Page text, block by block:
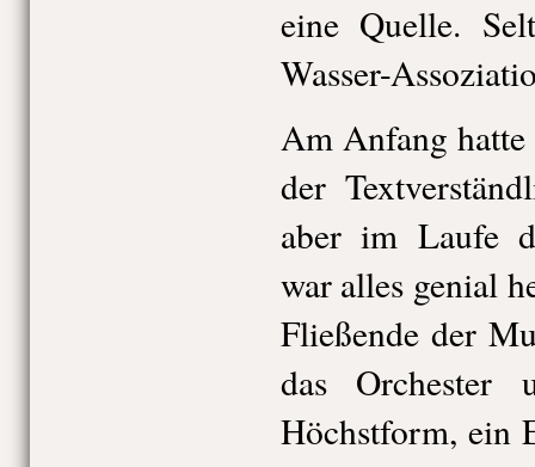
eine Quelle.
Wasser-
Am Anfang
der
aber im Laufe
war alles genial
Fließende der
das
Höchstform, ein